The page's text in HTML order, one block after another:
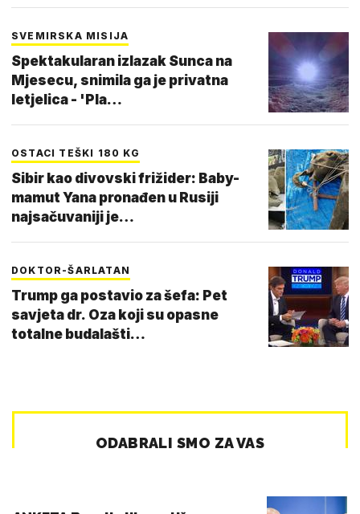
SVEMIRSKA MISIJA
Spektakularan izlazak Sunca na
Mjesecu, snimila ga je privatna
letjelica - 'Pla…
OSTACI TEŠKI 180 KG
Sibir kao divovski frižider: Baby-
mamut Yana pronađen u Rusiji
najsačuvaniji je…
DOKTOR-ŠARLATAN
Trump ga postavio za šefa: Pet
savjeta dr. Oza koji su opasne
totalne budalašti…